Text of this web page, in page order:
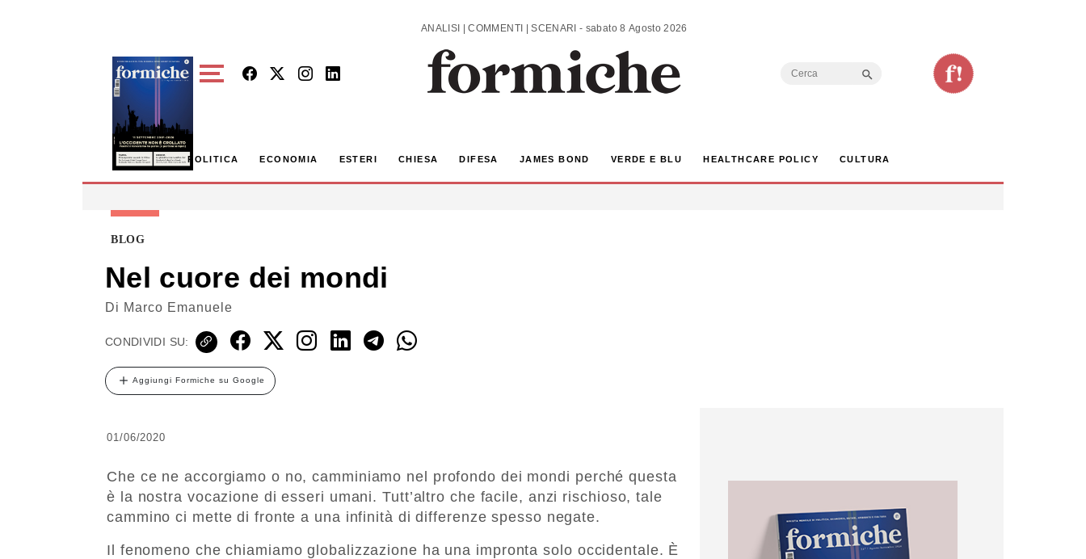
ANALISI | COMMENTI | SCENARI - sabato 8 Agosto 2026
Search
POLITICA ECONOMIA ESTERI CHIESA DIFESA JAMES BOND VERDE E BLU HEALTHCARE POLICY CULTURA
BLOG
Nel cuore dei mondi
Di Marco Emanuele
CONDIVIDI SU:
Aggiungi Formiche su Google
01/06/2020
Che ce ne accorgiamo o no, camminiamo nel profondo dei mondi perché questa
è la nostra vocazione di esseri umani. Tutt’altro che facile, anzi rischioso, tale
cammino ci mette di fronte a una infinità di differenze spesso negate.
Il fenomeno che chiamiamo globalizzazione ha una impronta solo occidentale. È